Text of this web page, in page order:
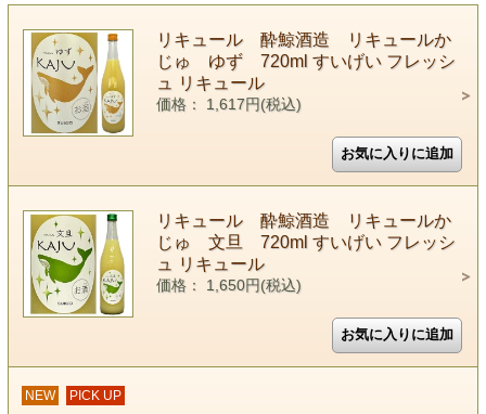
リキュール 酔鯨酒造 リキュールか
じゅ ゆず 720ml すいげい フレッシ
ュ リキュール
価格： 1,617円(税込)
リキュール 酔鯨酒造 リキュールか
じゅ 文旦 720ml すいげい フレッシ
ュ リキュール
価格： 1,650円(税込)
NEW PICK UP